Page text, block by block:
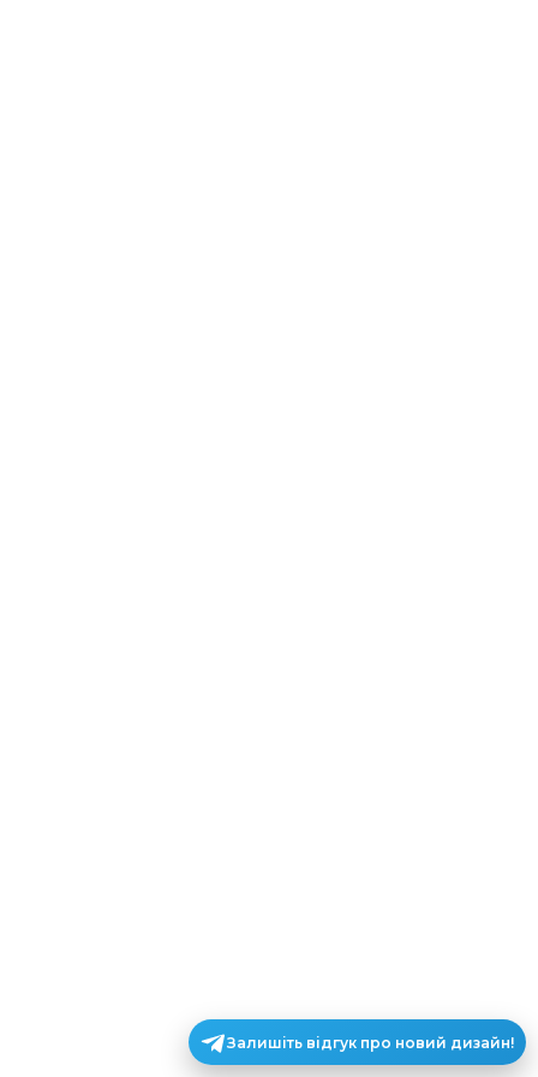
Залишіть відгук про новий дизайн!